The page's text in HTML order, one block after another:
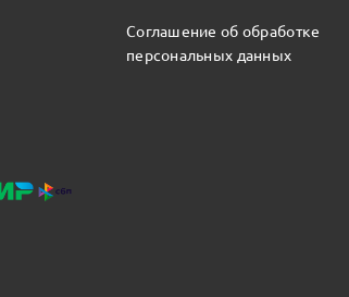
Соглашение об обработке
персональных данных